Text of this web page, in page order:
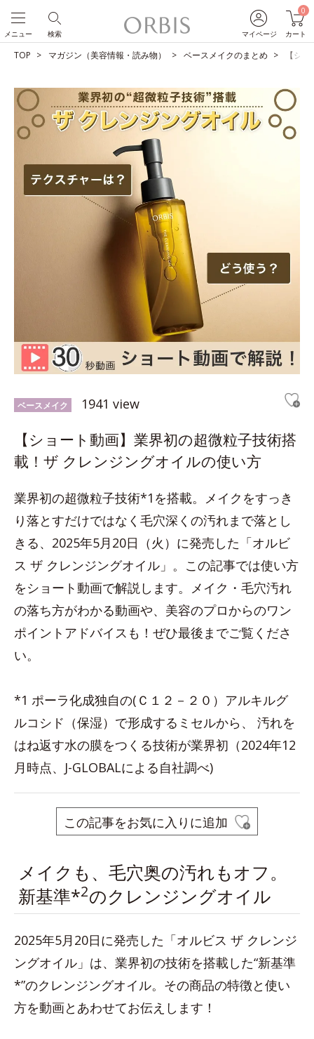
マイページ
0
カート
検索
メニュー
TOP マガジン（美容情報・読み物） ベースメイクのまとめ 【シ
ベースメイク 1941 view
【ショート動画】業界初の超微粒子技術搭
載！ザ クレンジングオイルの使い方
業界初の超微粒子技術*1を搭載。メイクをすっき
り落とすだけではなく毛穴深くの汚れまで落とし
きる、2025年5月20日（火）に発売した「オルビ
ス ザ クレンジングオイル」。この記事では使い方
をショート動画で解説します。メイク・毛穴汚れ
の落ち方がわかる動画や、美容のプロからのワン
ポイントアドバイスも！ぜひ最後までご覧くださ
い。
*1 ポーラ化成独自の(Ｃ１２－２０）アルキルグ
ルコシド（保湿）で形成するミセルから、 汚れを
はね返す水の膜をつくる技術が業界初（2024年12
月時点、J-GLOBALによる自社調べ)
この記事をお気に入りに追加
メイクも、毛穴奥の汚れもオフ。
新基準*2のクレンジングオイル
2025年5月20日に発売した「オルビス ザ クレンジ
ングオイル」は、業界初の技術を搭載した“新基準
*”のクレンジングオイル。その商品の特徴と使い
方を動画とあわせてお伝えします！